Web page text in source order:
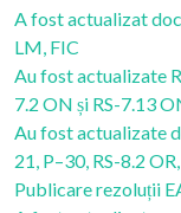
A fost actualizat
LM, FIC
Au fost actualizate
7.2 ON și RS-7.13
Au fost actualizate
21, P–30, RS-8.2
Publicare rezoluții